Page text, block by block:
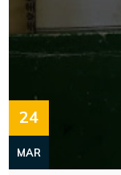
24
MAR